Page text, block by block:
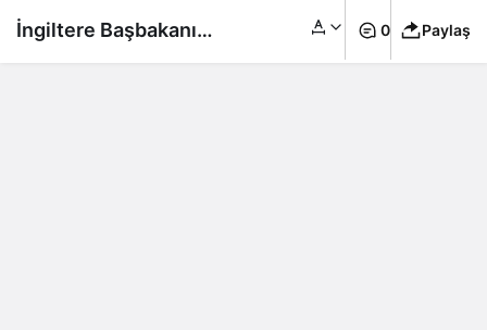
İngiltere Başbakanı 0 Paylaş